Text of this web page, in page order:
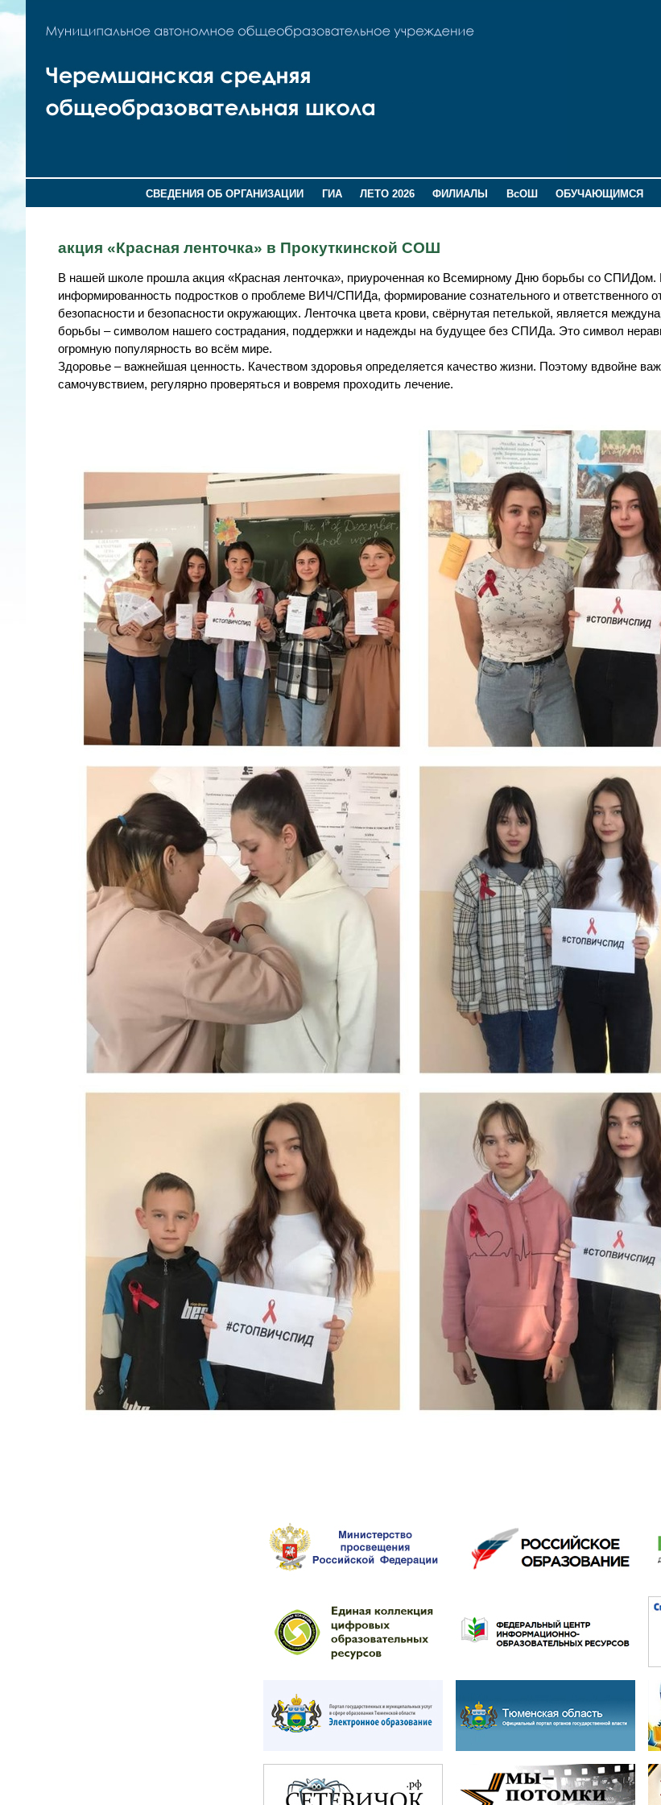
СВЕДЕНИЯ ОБ ОРГАНИЗАЦИИ ГИА ЛЕТО 2026 ФИЛИАЛЫ ВсОШ ОБУЧАЮЩИМСЯ
акция «Красная ленточка» в Прокуткинской СОШ
В нашей школе прошла акция «Красная ленточка», приуроченная ко Всемирному Дню борьбы со
информированность подростков о проблеме ВИЧ/СПИДа, формирование сознательного и ответственного
безопасности и безопасности окружающих. Ленточка цвета крови, свёрнутая петелькой, является
борьбы – символом нашего сострадания, поддержки и надежды на будущее без СПИДа. Это символ
огромную популярность во всём мире.
Здоровье – важнейшая ценность. Качеством здоровья определяется качество жизни. Поэтому вдвойне
самочувствием, регулярно проверяться и вовремя проходить лечение.